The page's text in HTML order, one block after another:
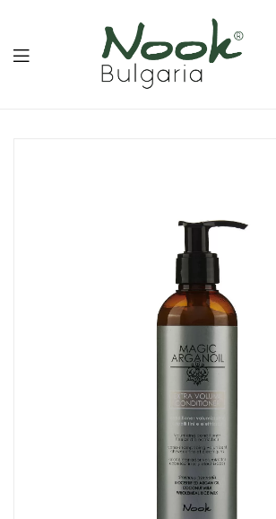
Bulgaria